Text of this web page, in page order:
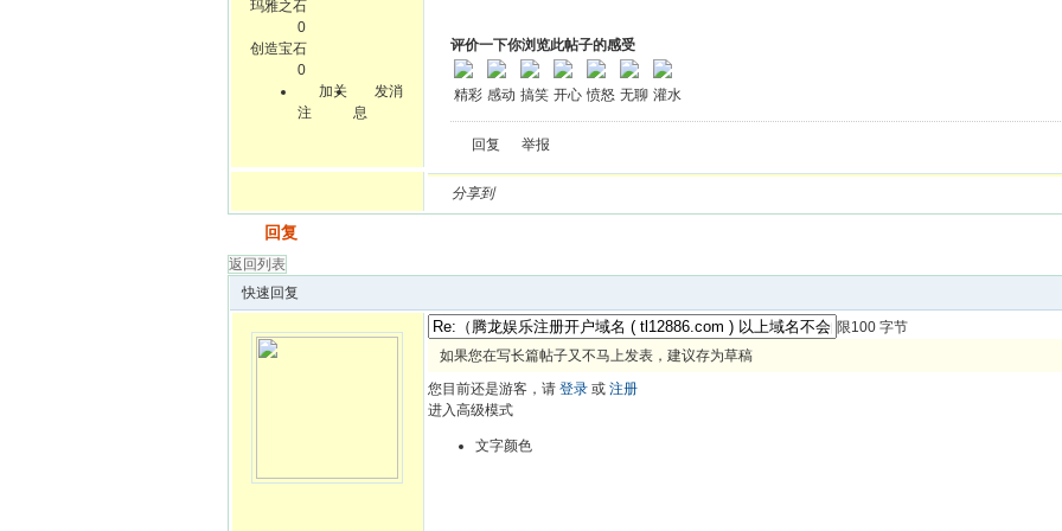
玛雅之石
0
创造宝石
0
加关
注
发消
息
评价一下你浏览此帖子的感受
精彩 感动 搞笑 开心 愤怒 无聊 灌水
回复 举报
分享到
回复
返回列表
快速回复
限100 字节
如果您在写长篇帖子又不马上发表，建议存为草稿
您目前还是游客，请 登录 或 注册
进入高级模式
文字颜色